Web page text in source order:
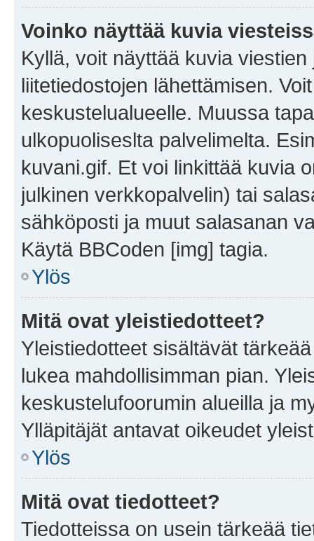
Voinko näyttää kuvia
Kyllä, voit näyttää kuvia
liitetiedostojen lähettämisen.
keskustelualueelle. Muussa
ulkopuoliseslta palvelimelta.
kuvani.gif. Et voi linkittää kuvia
julkinen verkkopalvelin) tai
sähköposti ja muut salasanan
Käytä BBCoden [img] tagia.
Ylös
Mitä ovat yleistiedotteet?
Yleistiedotteet sisältävät
lukea mahdollisimman pian.
keskustelufoorumin alueilla ja
Ylläpitäjät antavat oikeudet
Ylös
Mitä ovat tiedotteet?
Tiedotteissa on usein tärkeää